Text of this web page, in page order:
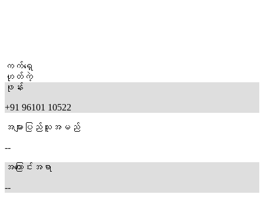
ကက်ရှေ
ဟုတ်ကဲ့
ဖုန်း
+91 96101 10522
အများပြည်သူအမည်
--
အကြောင်းအရာ
--